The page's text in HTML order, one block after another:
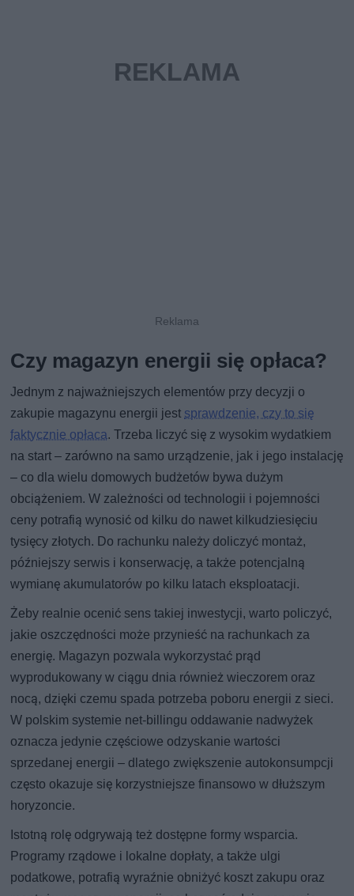
Czy magazyn energii się opłaca?
Jednym z najważniejszych elementów przy decyzji o
zakupie magazynu energii jest sprawdzenie, czy to się
faktycznie opłaca. Trzeba liczyć się z wysokim wydatkiem
na start – zarówno na samo urządzenie, jak i jego instalację
– co dla wielu domowych budżetów bywa dużym
obciążeniem. W zależności od technologii i pojemności
ceny potrafią wynosić od kilku do nawet kilkudziesięciu
tysięcy złotych. Do rachunku należy doliczyć montaż,
późniejszy serwis i konserwację, a także potencjalną
wymianę akumulatorów po kilku latach eksploatacji.
Żeby realnie ocenić sens takiej inwestycji, warto policzyć,
jakie oszczędności może przynieść na rachunkach za
energię. Magazyn pozwala wykorzystać prąd
wyprodukowany w ciągu dnia również wieczorem oraz
nocą, dzięki czemu spada potrzeba poboru energii z sieci.
W polskim systemie net-billingu oddawanie nadwyżek
oznacza jedynie częściowe odzyskanie wartości
sprzedanej energii – dlatego zwiększenie autokonsumpcji
często okazuje się korzystniejsze finansowo w dłuższym
horyzoncie.
Istotną rolę odgrywają też dostępne formy wsparcia.
Programy rządowe i lokalne dopłaty, a także ulgi
podatkowe, potrafią wyraźnie obniżyć koszt zakupu oraz